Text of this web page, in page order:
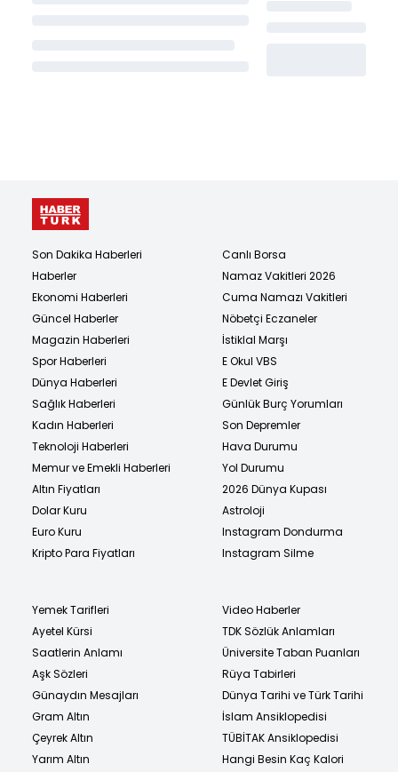
Son Dakika Haberleri
Haberler
Ekonomi Haberleri
Güncel Haberler
Magazin Haberleri
Spor Haberleri
Dünya Haberleri
Sağlık Haberleri
Kadın Haberleri
Teknoloji Haberleri
Memur ve Emekli Haberleri
Altın Fiyatları
Dolar Kuru
Euro Kuru
Kripto Para Fiyatları
Canlı Borsa
Namaz Vakitleri 2026
Cuma Namazı Vakitleri
Nöbetçi Eczaneler
İstiklal Marşı
E Okul VBS
E Devlet Giriş
Günlük Burç Yorumları
Son Depremler
Hava Durumu
Yol Durumu
2026 Dünya Kupası
Astroloji
Instagram Dondurma
Instagram Silme
Yemek Tarifleri
Ayetel Kürsi
Saatlerin Anlamı
Aşk Sözleri
Günaydın Mesajları
Gram Altın
Çeyrek Altın
Yarım Altın
Video Haberler
TDK Sözlük Anlamları
Üniversite Taban Puanları
Rüya Tabirleri
Dünya Tarihi ve Türk Tarihi
İslam Ansiklopedisi
TÜBİTAK Ansiklopedisi
Hangi Besin Kaç Kalori